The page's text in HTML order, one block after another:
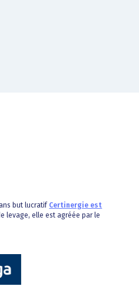
but lucratif Certinergie est
levage, elle est agréée par le